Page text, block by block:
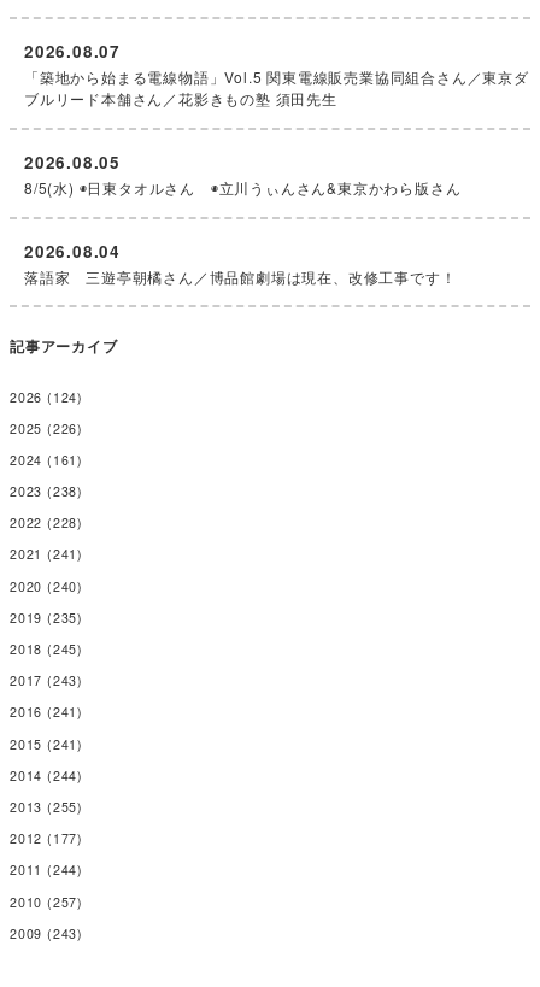
「築地から始まる電線物語」Vol.5 関東電線販売業協同組合さん／東京ダ
ブルリード本舗さん／花影きもの塾 須田先生
2026.08.07
8/5(水) ◉日東タオルさん ◉立川うぃんさん&東京かわら版さん
2026.08.05
落語家 三遊亭朝橘さん／博品館劇場は現在、改修工事です！
2026.08.04
記事アーカイブ
2026 (124)
2025 (226)
2024 (161)
2023 (238)
2022 (228)
2021 (241)
2020 (240)
2019 (235)
2018 (245)
2017 (243)
2016 (241)
2015 (241)
2014 (244)
2013 (255)
2012 (177)
2011 (244)
2010 (257)
2009 (243)